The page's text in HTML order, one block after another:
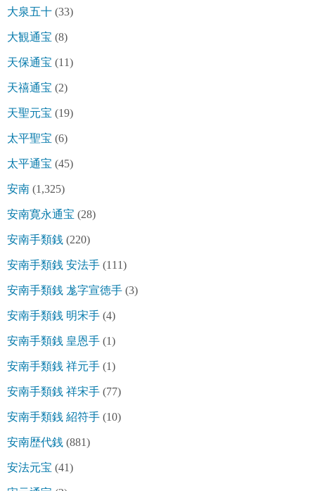
大泉五十 (33)
大観通宝 (8)
天保通宝 (11)
天禧通宝 (2)
天聖元宝 (19)
太平聖宝 (6)
太平通宝 (45)
安南 (1,325)
安南寛永通宝 (28)
安南手類銭 (220)
安南手類銭 安法手 (111)
安南手類銭 尨字宣徳手 (3)
安南手類銭 明宋手 (4)
安南手類銭 皇恩手 (1)
安南手類銭 祥元手 (1)
安南手類銭 祥宋手 (77)
安南手類銭 紹符手 (10)
安南歴代銭 (881)
安法元宝 (41)